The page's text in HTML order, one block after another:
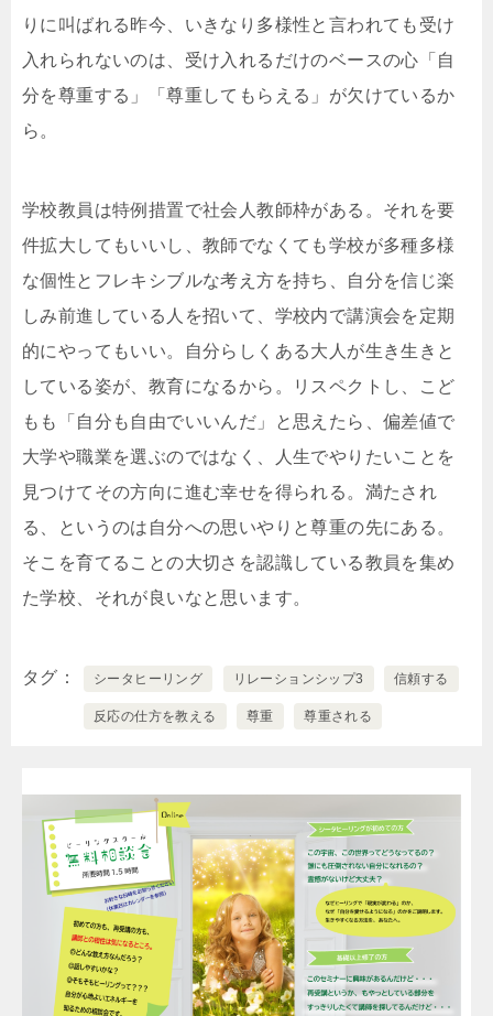
りに叫ばれる昨今、いきなり多様性と言われても受け
入れられないのは、受け入れるだけのベースの心「自
分を尊重する」「尊重してもらえる」が欠けているか
ら。
学校教員は特例措置で社会人教師枠がある。それを要
件拡大してもいいし、教師でなくても学校が多種多様
な個性とフレキシブルな考え方を持ち、自分を信じ楽
しみ前進している人を招いて、学校内で講演会を定期
的にやってもいい。自分らしくある大人が生き生きと
している姿が、教育になるから。リスペクトし、こど
もも「自分も自由でいいんだ」と思えたら、偏差値で
大学や職業を選ぶのではなく、人生でやりたいことを
見つけてその方向に進む幸せを得られる。満たされ
る、というのは自分への思いやりと尊重の先にある。
そこを育てることの大切さを認識している教員を集め
た学校、それが良いなと思います。
タグ シータヒーリング リレーションシップ3 信頼する
反応の仕方を教える 尊重 尊重される